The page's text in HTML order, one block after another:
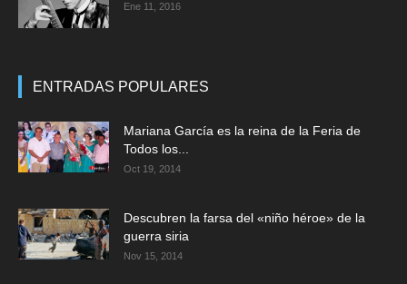
Ene 11, 2016
ENTRADAS POPULARES
Mariana García es la reina de la Feria de
Todos los...
Oct 19, 2014
Descubren la farsa del «niño héroe» de la
guerra siria
Nov 15, 2014